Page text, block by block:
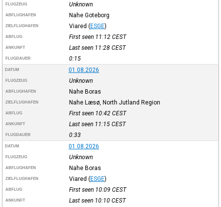
FLUGZEUG Unknown
ABFLUGHAFEN Nahe Goteborg
ZIELFLUGHAFEN Viared (ESGE)
ABFLUG First seen 11:12 CEST
ANKUNFT Last seen 11:28 CEST
FLUGDAUER 0:15
DATUM 01.08.2026
FLUGZEUG Unknown
ABFLUGHAFEN Nahe Boras
ZIELFLUGHAFEN Nahe Læsø, North Jutland Region
ABFLUG First seen 10:42 CEST
ANKUNFT Last seen 11:15 CEST
FLUGDAUER 0:33
DATUM 01.08.2026
FLUGZEUG Unknown
ABFLUGHAFEN Nahe Boras
ZIELFLUGHAFEN Viared (ESGE)
ABFLUG First seen 10:09 CEST
ANKUNFT Last seen 10:10 CEST